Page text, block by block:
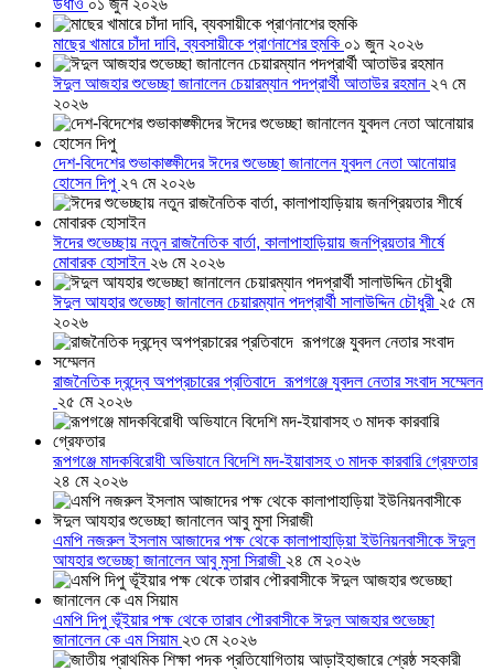
উধাও ০১ জুন ২০২৬
মাছের খামারে চাঁদা দাবি, ব্যবসায়ীকে প্রাণনাশের হুমকি ০১ জুন ২০২৬
ঈদুল আজহার শুভেচ্ছা জানালেন চেয়ারম্যান পদপ্রার্থী আতাউর রহমান ২৭ মে
২০২৬
দেশ-বিদেশের শুভাকাঙ্ক্ষীদের ঈদের শুভেচ্ছা জানালেন যুবদল নেতা আনোয়ার
হোসেন দিপু ২৭ মে ২০২৬
ঈদের শুভেচ্ছায় নতুন রাজনৈতিক বার্তা, কালাপাহাড়িয়ায় জনপ্রিয়তার শীর্ষে
মোবারক হোসাইন ২৬ মে ২০২৬
ঈদুল আযহার শুভেচ্ছা জানালেন চেয়ারম্যান পদপ্রার্থী সালাউদ্দিন চৌধুরী ২৫ মে
২০২৬
রাজনৈতিক দ্বন্দ্বে অপপ্রচারের প্রতিবাদে ‎রূপগঞ্জে যুবদল নেতার সংবাদ সম্মেলন
২৫ মে ২০২৬
রূপগঞ্জে মাদকবিরোধী অভিযানে বিদেশি মদ-ইয়াবাসহ ৩ মাদক কারবারি গ্রেফতার
২৪ মে ২০২৬
এমপি নজরুল ইসলাম আজাদের পক্ষ থেকে কালাপাহাড়িয়া ইউনিয়নবাসীকে ঈদুল
আযহার শুভেচ্ছা জানালেন আবু মুসা সিরাজী ২৪ মে ২০২৬
এমপি দিপু ভূঁইয়ার পক্ষ থেকে তারাব পৌরবাসীকে ঈদুল আজহার শুভেচ্ছা
জানালেন কে এম সিয়াম ২৩ মে ২০২৬